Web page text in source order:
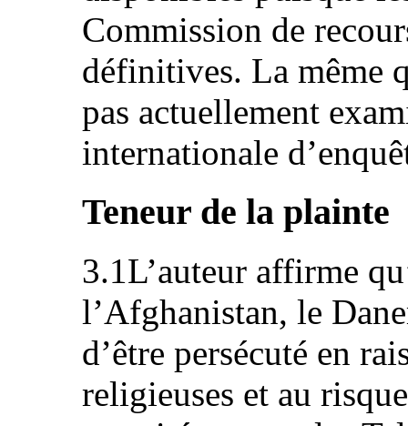
Commission de
définitives. La même
pas actuellement
internationale
Teneur de la plainte
3.1L’auteur affirme
l’Afghanistan, le
d’être persécuté en
religieuses et au